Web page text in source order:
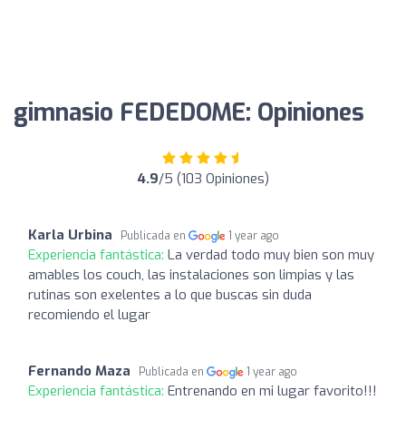
gimnasio FEDEDOME: Opiniones
4.9/5 (103 Opiniones)
Karla Urbina Publicada en 1 year ago
Experiencia fantástica: La verdad todo muy bien son muy
amables los couch, las instalaciones son limpias y las
rutinas son exelentes a lo que buscas sin duda
recomiendo el lugar
Fernando Maza Publicada en 1 year ago
Experiencia fantástica: Entrenando en mi lugar favorito!!!